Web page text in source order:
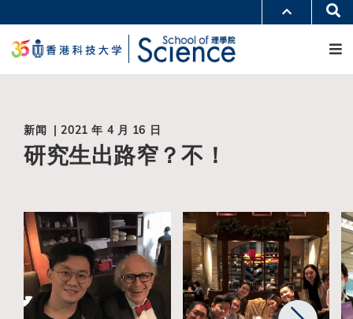
转
要
学术部门索引
生活@科大
新闻 | 2021 年 4 月 16 日
研究生出路窄？不！